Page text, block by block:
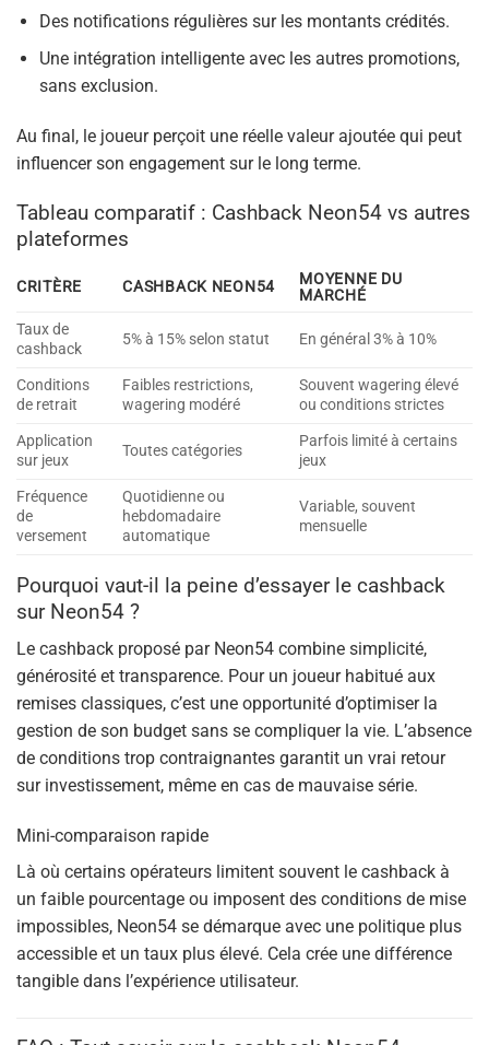
Des notifications régulières sur les montants crédités.
Une intégration intelligente avec les autres promotions,
sans exclusion.
Au final, le joueur perçoit une réelle valeur ajoutée qui peut
influencer son engagement sur le long terme.
Tableau comparatif : Cashback Neon54 vs autres
plateformes
CRITÈRE CASHBACK NEON54
MOYENNE DU
MARCHÉ
Taux de
cashback
5% à 15% selon statut En général 3% à 10%
Conditions
de retrait
Faibles restrictions,
wagering modéré
Souvent wagering élevé
ou conditions strictes
Application
sur jeux
Toutes catégories
Parfois limité à certains
jeux
Fréquence
de
versement
Quotidienne ou
hebdomadaire
automatique
Variable, souvent
mensuelle
Pourquoi vaut-il la peine d’essayer le cashback
sur Neon54 ?
Le cashback proposé par Neon54 combine simplicité,
générosité et transparence. Pour un joueur habitué aux
remises classiques, c’est une opportunité d’optimiser la
gestion de son budget sans se compliquer la vie. L’absence
de conditions trop contraignantes garantit un vrai retour
sur investissement, même en cas de mauvaise série.
Mini-comparaison rapide
Là où certains opérateurs limitent souvent le cashback à
un faible pourcentage ou imposent des conditions de mise
impossibles, Neon54 se démarque avec une politique plus
accessible et un taux plus élevé. Cela crée une différence
tangible dans l’expérience utilisateur.